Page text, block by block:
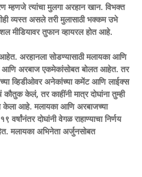
त्यांचा मुलगा अरहान खान. विभक्त
व्यस्त असले तरी मुलासाठी भक्कम उभे
मीडियावर तुफान व्हायरल होत आहे.
अरहानला सोडण्यासाठी मलायका आणि
अरबाज एकमेकांसोबत बोलत आहेत. तर
व्हिडीओवर अनेकांच्या कमेंट आणि लाईक्स
केलं, तर काहींनी मात्र दोघांना तुम्ही
आहे. मलायका आणि अरबाजच्या
वर्षांनंतर दोघांनी वेगळ राहाण्याचा निर्णय
मलायका अभिनेता अर्जुनसोबत